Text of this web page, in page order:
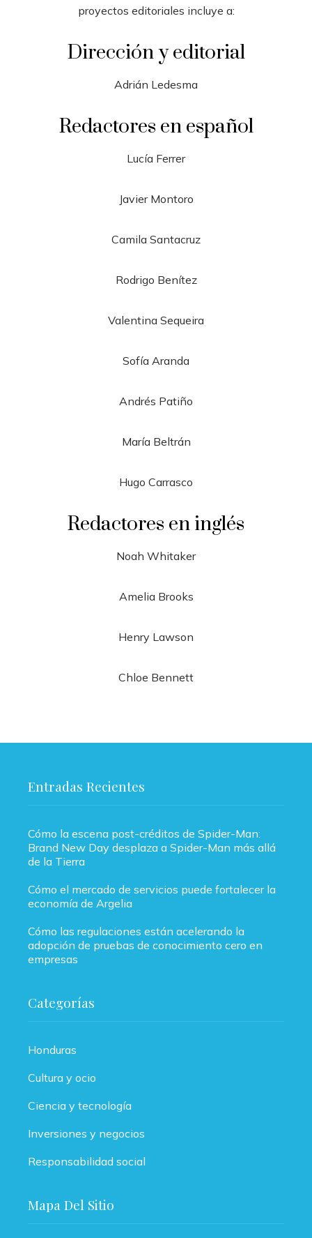
proyectos editoriales incluye a:
Dirección y editorial
Adrián Ledesma
Redactores en español
Lucía Ferrer
Javier Montoro
Camila Santacruz
Rodrigo Benítez
Valentina Sequeira
Sofía Aranda
Andrés Patiño
María Beltrán
Hugo Carrasco
Redactores en inglés
Noah Whitaker
Amelia Brooks
Henry Lawson
Chloe Bennett
Entradas Recientes
Cómo la escena post-créditos de Spider-Man:
Brand New Day desplaza a Spider-Man más allá
de la Tierra
Cómo el mercado de servicios puede fortalecer la
economía de Argelia
Cómo las regulaciones están acelerando la
adopción de pruebas de conocimiento cero en
empresas
Categorías
Honduras
Cultura y ocio
Ciencia y tecnología
Inversiones y negocios
Responsabilidad social
Mapa Del Sitio